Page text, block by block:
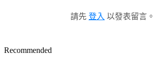
請先 登入 以發表留言。
Recommended